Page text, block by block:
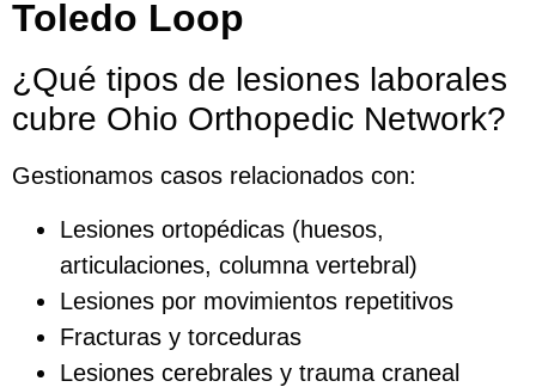
Toledo Loop
¿Qué tipos de lesiones laborales
cubre Ohio Orthopedic Network?
Gestionamos casos relacionados con:
Lesiones ortopédicas (huesos,
articulaciones, columna vertebral)
Lesiones por movimientos repetitivos
Fracturas y torceduras
Lesiones cerebrales y trauma craneal